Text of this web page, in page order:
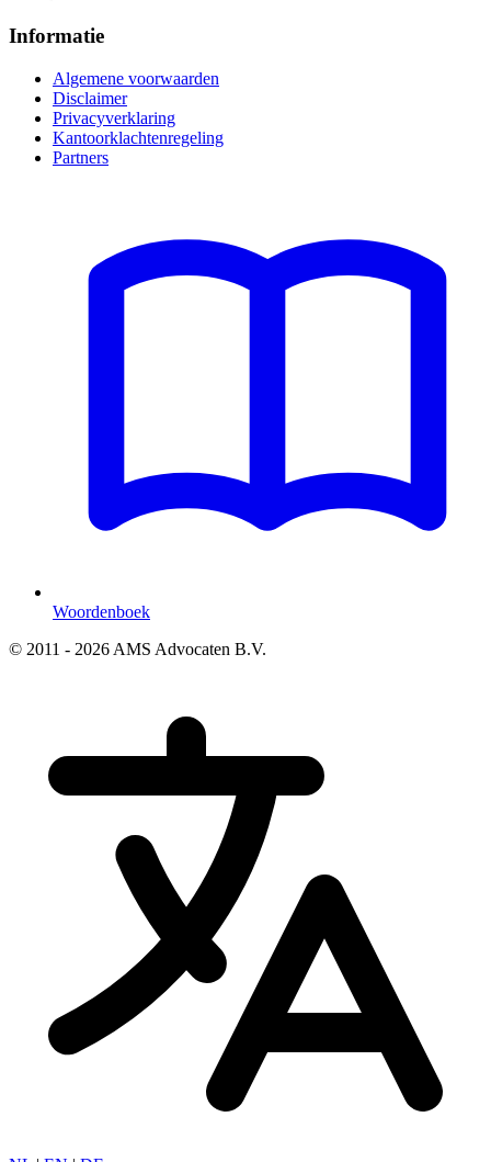
Informatie
Algemene voorwaarden
Disclaimer
Privacyverklaring
Kantoorklachtenregeling
Partners
Woordenboek
© 2011 - 2026 AMS Advocaten B.V.